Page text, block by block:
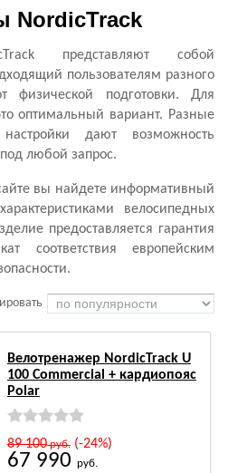
NordicTrack
представляют собой
пользователям разного
физической подготовки. Для
оптимальный вариант. Разные
дают возможность
под любой запрос.
вы найдете информативный
велосипедных
предоставляется гарантия
соответствия европейским
Велотренажер NordicTrack U
100 Commercial + кардиопояс
Polar
89 100руб.(-24%)
67 990 руб.